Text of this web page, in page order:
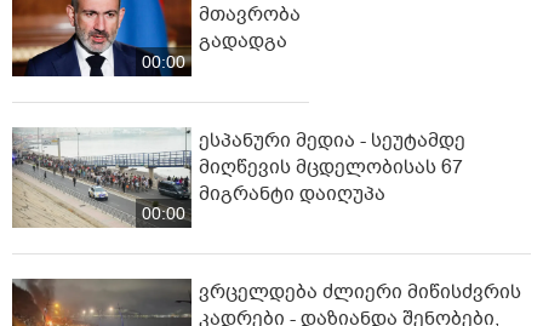
00:00
მთავრობა
გადადგა
00:00
ესპანური მედია - სეუტამდე
მიღწევის მცდელობისას 67
მიგრანტი დაიღუპა
ვრცელდება ძლიერი მიწისძვრის
კადრები - დაზიანდა შენობები,